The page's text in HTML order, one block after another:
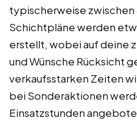
typischerweise
Schichtpläne werden
erstellt, wobei auf deine
und Wünsche Rücksicht
verkaufsstarken Zeiten
bei Sonderaktionen
Einsatzstunden